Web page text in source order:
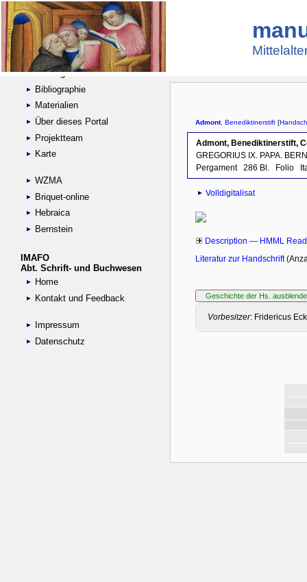
Suche
Handschriftensammlungen
Digitalisierte Handschriften
Kataloge
Bibliographie
Materialien
Über dieses Portal
Projektteam
Karte
WZMA
Briquet-online
Hebraica
Bernstein
IMAFO
Abt. Schrift- und Buchwesen
Home
Kontakt und Feedback
Impressum
Datenschutz